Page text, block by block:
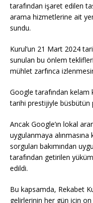
tarafından işaret edilen
arama hizmetlerine ait
sundu.
Kurul’un 21 Mart 2024
sunulan bu önlem
mühlet zarfınca
Google tarafından
tarihi prestijiyle büsbütün
Ancak Google’ın lokal
uygulanmaya
sorguları bakımından
tarafından getirilen
edildi.
Bu kapsamda, Rekabet
gelirlerinin her gün için on